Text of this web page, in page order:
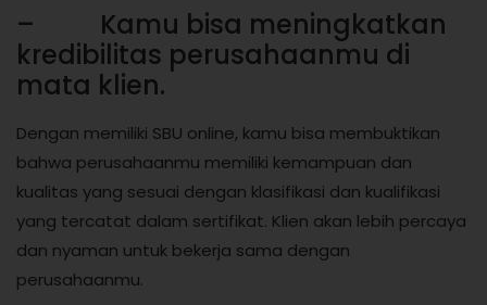
– Kamu bisa meningkatkan
kredibilitas perusahaanmu di
mata klien.
Dengan memiliki SBU online, kamu bisa membuktikan
bahwa perusahaanmu memiliki kemampuan dan
kualitas yang sesuai dengan klasifikasi dan kualifikasi
yang tercatat dalam sertifikat. Klien akan lebih percaya
dan nyaman untuk bekerja sama dengan
perusahaanmu.